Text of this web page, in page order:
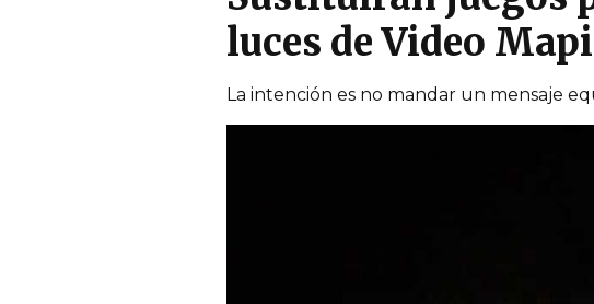
luces de Video
La intención es no mandar un mensaje